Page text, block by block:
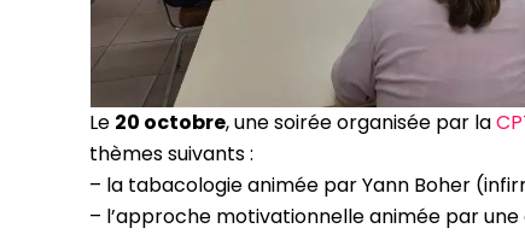
Le 20 octobre, une soirée organisée par la
thèmes suivants :
– la tabacologie animée par Yann Boher
– l’approche motivationnelle animée par